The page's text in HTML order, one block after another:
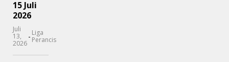
15 Juli
2026
Juli
13,
2026
- Liga
Perancis